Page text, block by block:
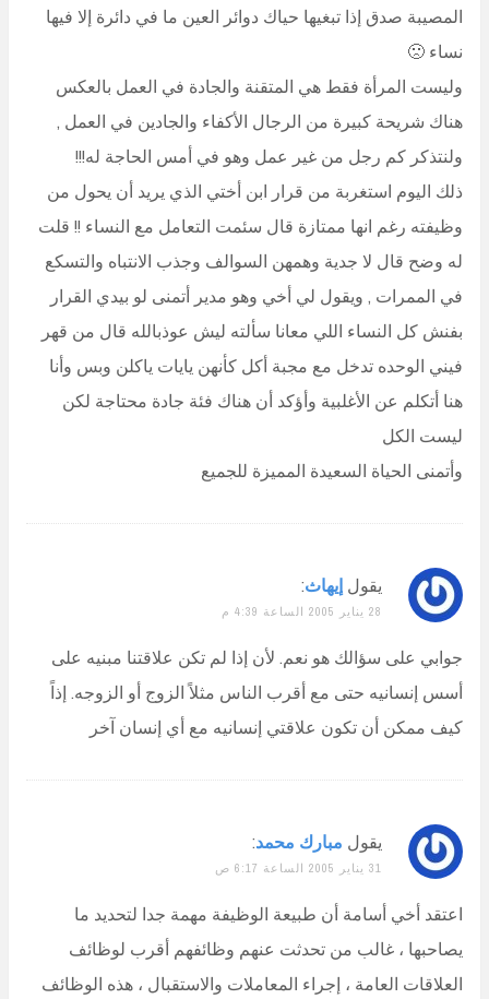
المصيبة صدق إذا تبغيها حياك دوائر العين ما في دائرة إلا فيها
نساء 🙁
وليست المرأة فقط هي المتقنة والجادة في العمل بالعكس
هناك شريحة كبيرة من الرجال الأكفاء والجادين في العمل ,
ولنتذكر كم رجل من غير عمل وهو في أمس الحاجة له!!!
ذلك اليوم استغربة من قرار ابن أختي الذي يريد أن يحول من
وظيفته رغم انها ممتازة قال سئمت التعامل مع النساء !! قلت
له وضح قال لا جدية وهمهن السوالف وجذب الانتباه والتسكع
في الممرات , ويقول لي أخي وهو مدير أتمنى لو بيدي القرار
بفنش كل النساء اللي معانا سألته ليش عوذبالله قال من قهر
فيني الوحده تدخل مع مجبة أكل كأنهن يايات ياكلن وبس وأنا
هنا أتكلم عن الأغلبية وأؤكد أن هناك فئة جادة محتاجة لكن
ليست الكل
وأتمنى الحياة السعيدة المميزة للجميع
يقول إيهاث:
28 يناير 2005 الساعة 4:39 م
جوابي على سؤالك هو نعم. لأن إذا لم تكن علاقتنا مبنيه على
أسس إنسانيه حتى مع أقرب الناس مثلاً الزوج أو الزوجه. إذاً
كيف ممكن أن تكون علاقتي إنسانيه مع أي إنسان آخر
يقول مبارك محمد:
31 يناير 2005 الساعة 6:17 ص
اعتقد أخي أسامة أن طبيعة الوظيفة مهمة جدا لتحديد ما
يصاحبها ، غالب من تحدثت عنهم وظائفهم أقرب لوظائف
العلاقات العامة ، إجراء المعاملات والاستقبال ، هذه الوظائف